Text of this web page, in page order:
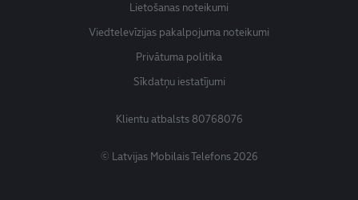
Lietošanas noteikumi
Viedtelevīzijas pakalpojuma noteikumi
Privātuma politika
Sīkdatņu iestatījumi
Klientu atbalsts80768076
© Latvijas Mobilais Telefons 2026